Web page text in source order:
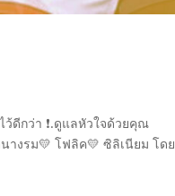
ดีกว่า ❗.ดูแลหัวใจด้วยคุณ
างรม💛 โฟลิค💛 ซิลิเนียม โดย